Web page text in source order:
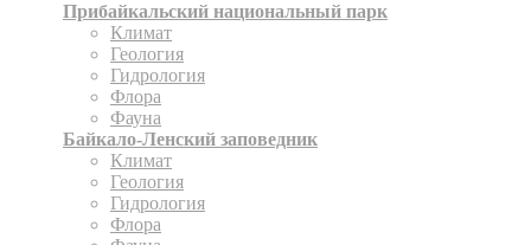
Прибайкальский национальный парк
Климат
Геология
Гидрология
Флора
Фауна
Байкало-Ленский заповедник
Климат
Геология
Гидрология
Флора